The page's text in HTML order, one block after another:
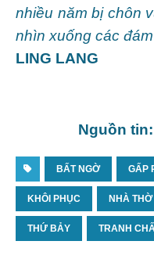
nhiều năm bị chôn
nhìn xuống các
LING LANG
Nguồn tin:
BẤT NGỜ GẤP
KHÔI PHỤC NHÀ THỜ
THỨ BẢY TRANH